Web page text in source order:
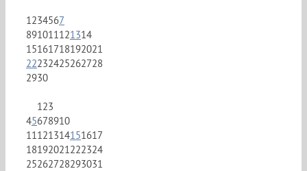
1 234567
891011 121314
15161718192021
22232425262728
2930
1 23
45678910
11 121314151617
18192021 222324
25262728293031